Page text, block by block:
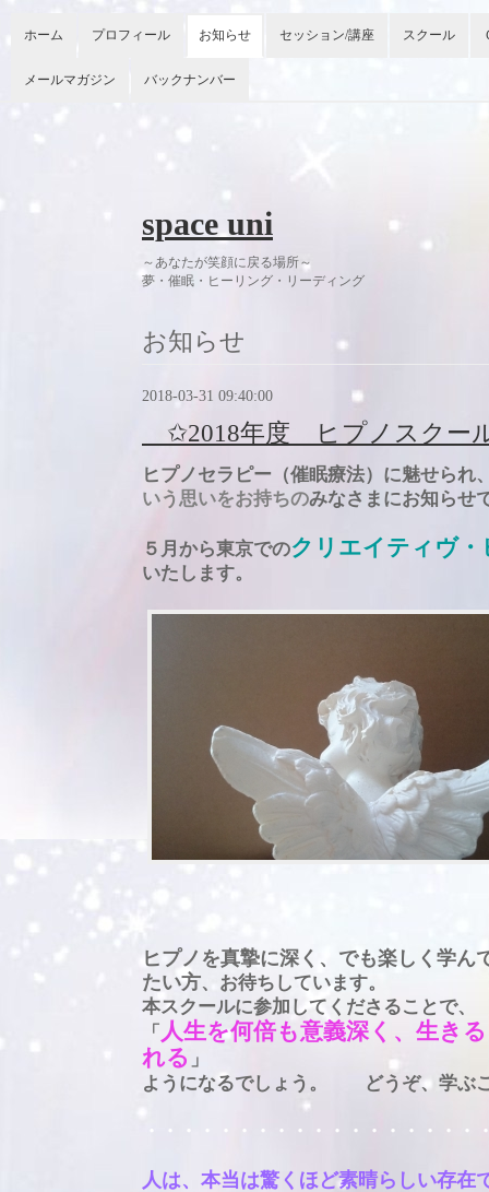
ホーム プロフィール お知らせ セッション/講座 スクール
メールマガジン バックナンバー
space uni
～あなたが笑顔に戻る場所～
夢・催眠・ヒーリング・リーディング 今
お知らせ
2018-03-31 09:40:00
✩2018年度 ヒプノスクー
ヒプノセラピー（催眠療法）に魅せられ
いう思いをお持ちのみなさまにお知らせ
５月から東京でのクリエイティヴ
いたします。
ヒプノを真摯に深く、でも楽しく学ん
たい方、お待ちしています。
本スクールに参加してくださることで、
「 人生を何倍も意義深く、生き
れる 」
ようになるでしょう。
どうぞ、学ぶ
・・・・・・・・・・・・・・・・・・
人は、本当は驚くほど素晴らしい存在